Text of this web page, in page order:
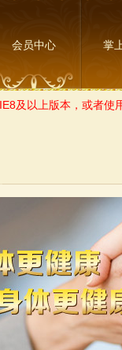
会员中心 掌
及以上版本，或者使